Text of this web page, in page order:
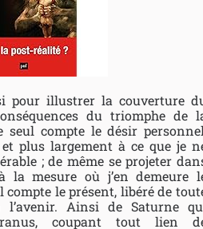
pour illustrer la couverture
du triomphe de
seul compte le désir
plus largement à ce que je
; de même se projeter
la mesure où j’en demeure
compte le présent, libéré de
l’avenir. Ainsi de Saturne
coupant tout lien